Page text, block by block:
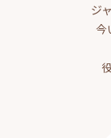
ジ
今